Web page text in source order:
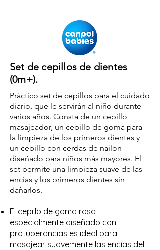
Set de cepillos de dientes
(0m+).
Práctico set de cepillos para el cuidado
diario, que le servirán al niño durante
varios años. Consta de un cepillo
masajeador, un cepillo de goma para
la limpieza de los primeros dientes y
un cepillo con cerdas de nailon
diseñado para niños más mayores. El
set permite una limpieza suave de las
encías y los primeros dientes sin
dañarlos.
El cepillo de goma rosa
especialmente diseñado con
protuberancias es ideal para
masajear suavemente las encías del